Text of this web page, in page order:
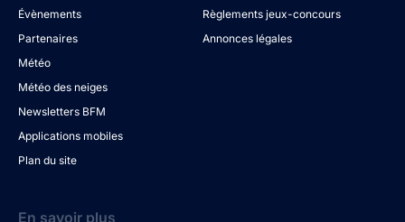
Évènements
Partenaires
Météo
Météo des neiges
Newsletters BFM
Applications mobiles
Plan du site
Règlements jeux-concours
Annonces légales
En savoir plus